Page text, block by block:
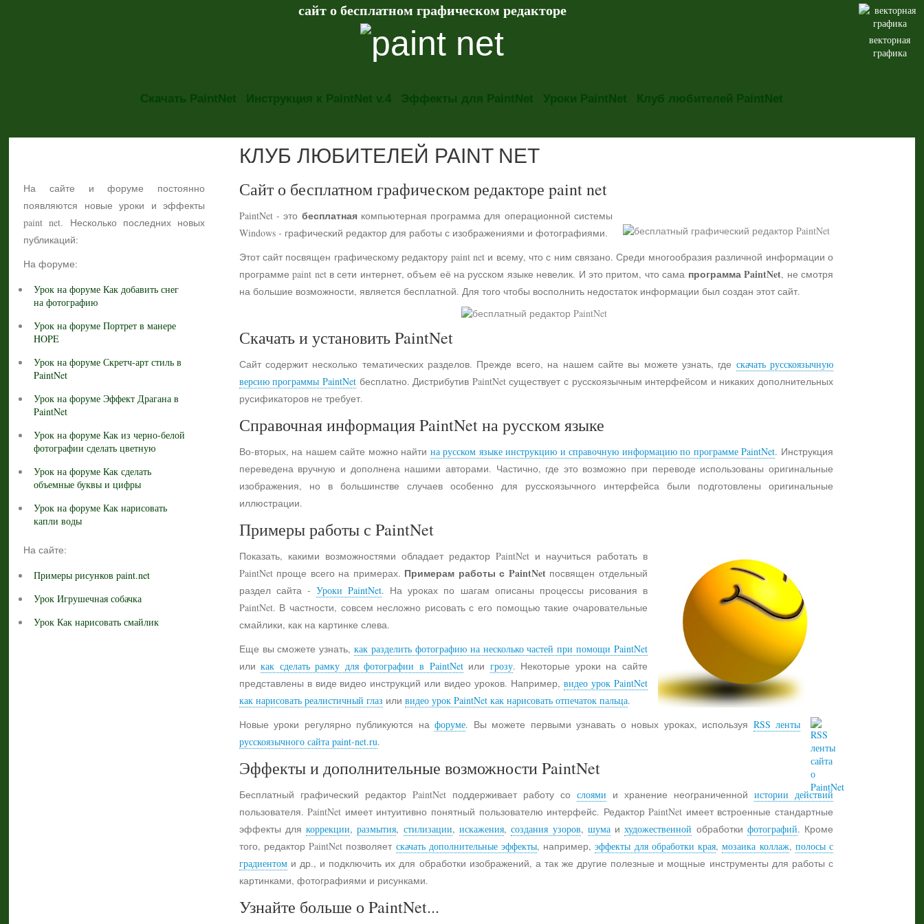
векторная
графика
сайт о бесплатном графическом редакторе
Скачать PaintNet Инструкция к PaintNet v.4 Эффекты для PaintNet Уроки PaintNet Клуб любителей PaintNet
На сайте и форуме постоянно
появляются новые уроки и эффекты
paint net. Несколько последних новых
публикаций:
На форуме:
Урок на форуме Как добавить снег
на фотографию
Урок на форуме Портрет в манере
HOPE
Урок на форуме Скретч-арт стиль в
PaintNet
Урок на форуме Эффект Драгана в
PaintNet
Урок на форуме Как из черно-белой
фотографии сделать цветную
Урок на форуме Как сделать
объемные буквы и цифры
Урок на форуме Как нарисовать
капли воды
На сайте:
Примеры рисунков paint.net
Урок Игрушечная собачка
Урок Как нарисовать смайлик
КЛУБ ЛЮБИТЕЛЕЙ PAINT NET
Сайт о бесплатном графическом редакторе paint net
PaintNet - это бесплатнаякомпьютерная программа для операционной системы
Windows - графический редактор для работы с изображениями и фотографиями.
Этот сайт посвящен графическому редактору paint net и всему, что с ним связано. Среди многообразия различной информации о
программе paint net в сети интернет, объем её на русском языке невелик. И это притом, что сама программа PaintNet, не смотря
на большие возможности, является бесплатной. Для того чтобы восполнить недостаток информации был создан этот сайт.
Скачать и установить PaintNet
Сайт содержит несколько тематических разделов. Прежде всего, на нашем сайте вы можете узнать, где скачать русскоязычную
версию программы PaintNetбесплатно. Дистрибутив PaintNet существует с русскоязычным интерфейсом и никаких дополнительных
русификаторов не требует.
Справочная информация PaintNet на русском языке
Во-вторых, на нашем сайте можно найти на русском языке инструкцию и справочную информацию по программе PaintNet. Инструкция
переведена вручную и дополнена нашими авторами. Частично, где это возможно при переводе использованы оригинальные
изображения, но в большинстве случаев особенно для русскоязычного интерфейса были подготовлены оригинальные
иллюстрации.
Примеры работы с PaintNet
Показать, какими возможностями обладает редактор PaintNet и научиться работать в
PaintNet проще всего на примерах. Примерам работы с PaintNetпосвящен отдельный
раздел сайта -Уроки PaintNet. На уроках по шагам описаны процессы рисования в
PaintNet. В частности, совсем несложно рисовать с его помощью такие очаровательные
смайлики, как на картинке слева.
Еще вы сможете узнать,как разделить фотографию на несколько частей при помощи PaintNet
иликак сделать рамку для фотографии в PaintNetили грозу. Некоторые уроки на сайте
представлены в виде видео инструкций или видео уроков. Например,видео урок PaintNet
как нарисовать реалистичный глаз или видео урок PaintNet как нарисовать отпечаток пальца.
Новые уроки регулярно публикуются нафоруме. Вы можете первыми узнавать о новых уроках, используя RSS ленты
русскоязычного сайта paint-net.ru.
Эффекты и дополнительные возможности PaintNet
Бесплатный графический редактор PaintNet поддерживает работу со слоями и хранение неограниченной истории действий
пользователя. PaintNet имеет интуитивно понятный пользователю интерфейс. Редактор PaintNet имеет встроенные стандартные
эффекты длякоррекции,размытия, стилизации, искажения,создания узоров, шумаихудожественной обработки фотографий. Кроме
того, редактор PaintNet позволяет скачать дополнительные эффекты, например,эффекты для обработки края,мозаика коллаж, полосы с
градиентоми др., и подключить их для обработки изображений, а так же другие полезные и мощные инструменты для работы с
картинками, фотографиями и рисунками.
Узнайте больше о PaintNet...